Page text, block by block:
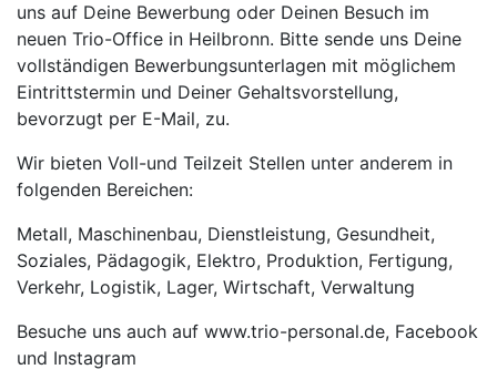
uns auf Deine Bewerbung oder Deinen Besuch im
neuen Trio-Office in Heilbronn. Bitte sende uns Deine
vollständigen Bewerbungsunterlagen mit möglichem
Eintrittstermin und Deiner Gehaltsvorstellung,
bevorzugt per E-Mail, zu.
Wir bieten Voll-und Teilzeit Stellen unter anderem in
folgenden Bereichen:
Metall, Maschinenbau, Dienstleistung, Gesundheit,
Soziales, Pädagogik, Elektro, Produktion, Fertigung,
Verkehr, Logistik, Lager, Wirtschaft, Verwaltung
Besuche uns auch auf www.trio-personal.de, Facebook
und Instagram